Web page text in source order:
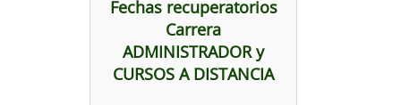
Fechas recuperatorios
Carrera
ADMINISTRADOR y
CURSOS A DISTANCIA